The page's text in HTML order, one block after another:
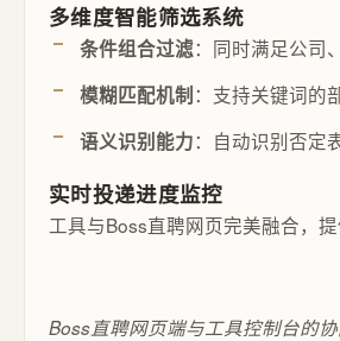
多维度智能筛选系统
条件组合过滤：同时满足公司
模糊匹配机制 ：支持关键词的
语义识别能力：自动识别否定
实时投递进度监控
工具与Boss直聘网页完美融合，提
Boss直聘网页端与工具控制台的